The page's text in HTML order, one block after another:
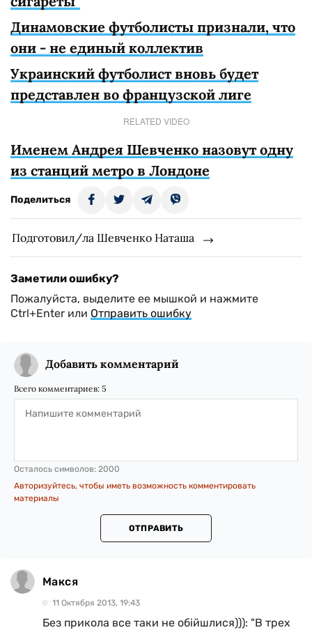
Динамовские футболисты признали, что
они - не единый коллектив
Украинский футболист вновь будет
представлен во французской лиге
RELATED VIDEO
Именем Андрея Шевченко назовут одну
из станций метро в Лондоне
Поделиться
Подготовил/ла Шевченко Наташа
Заметили ошибку?
Пожалуйста, выделите ее мышкой и нажмите
Ctrl+Enter или Отправить ошибку
Добавить комментарий
Всего комментариев: 5
Осталось символов: 2000
Авторизуйтесь, чтобы иметь возможность комментировать
материалы
ОТПРАВИТЬ
Макся
11 Октября 2013, 19:43
Без прикола все таки не обійшлися))): "В трех